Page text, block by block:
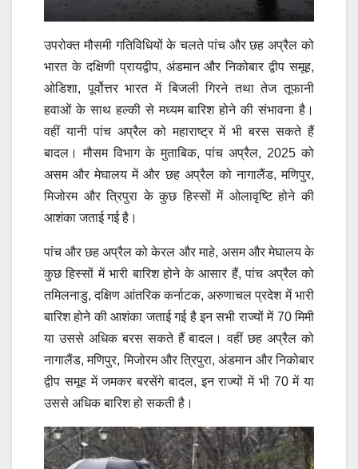
उपरोक्त मौसमी गतिविधियों के चलते पांच और छह अप्रैल को
भारत के दक्षिणी प्रायद्वीप, अंडमान और निकोबार द्वीप समूह,
ओडिशा, पूर्वोत्तर भारत में बिजली गिरने तथा तेज तूफानी
हवाओं के साथ हल्की से मध्यम बारिश होने की संभावना है।
वहीं यानी पांच अप्रैल को महाराष्ट्र में भी बरस सकते हैं
बादल।मौसम विभाग के मुताबिक, पांच अप्रैल, 2025 को
असम और मेघालय में और छह अप्रैल को नागालैंड, मणिपुर,
मिजोरम और त्रिपुरा के कुछ हिस्सों में ओलावृष्टि होने की
आशंका जताई गई है।
पांच और छह अप्रैल को केरल और माहे, असम और मेघालय के
कुछ हिस्सों में भारी बारिश होने के आसार हैं, पांच अप्रैल को
तमिलनाडु, दक्षिण आंतरिक कर्नाटक, अरुणाचल प्रदेश में भारी
बारिश होने की आशंका जताई गई है इन सभी राज्यों में 70 मिमी
या उससे अधिक बरस सकते हैं बादल।वहीं छह अप्रैल को
नागालैंड, मणिपुर, मिजोरम और त्रिपुरा, अंडमान और निकोबार
द्वीप समूह में जमकर बरसेंगे बादल, इन राज्यों में भी 70 में या
उससे अधिक बारिश हो सकती है।